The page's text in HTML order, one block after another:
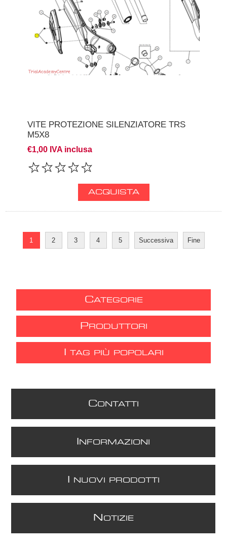
VITE PROTEZIONE SILENZIATORE TRS
M5X8
€1,00 IVA inclusa
1 2 3 4 5 Successiva Fine
CATEGORIE
PRODUTTORI
TAG PIÙ POPOLARI
CONTATTI
NFORMAZIONI
NUOVI PRODOTTI
N OTIZIE